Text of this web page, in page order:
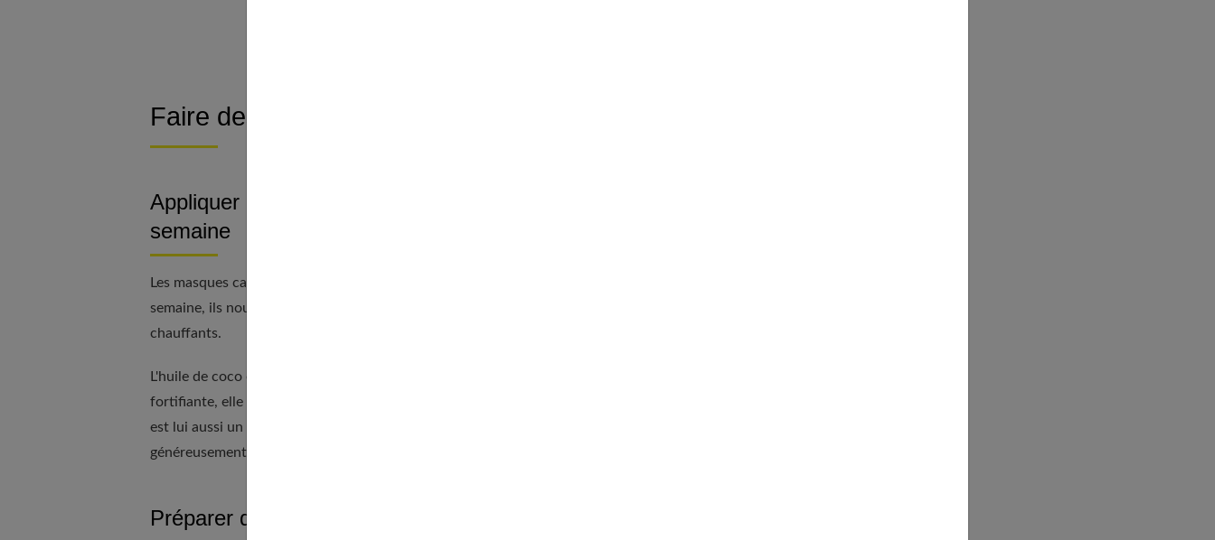
Faire des masques nourrissants régulièrement
Appliquer un masque à l’huile de coco ou à l’avocat une fois par
semaine
Les masques capillaires sont un rituel dans la routine hydratation des cheveux secs. Utilisés une fois par
semaine, ils nourrissent la fibre et réparent les dégâts causés par le soleil, le vent ou les appareils
chauffants.
L'huile de coco est une alliée pour redonner vitalité aux longueurs rêches. Anti-déshydratation et
fortifiante, elle pénètre en profondeur pour nourrir et assouplir le cheveu de l'intérieur. L'avocat écrasé
est lui aussi un ingrédient miracle grâce à sa teneur en acides gras et vitamines nourrissantes. Appliqués
généreusement et laissés poser 20 minutes, ces masques naturels font des merveilles !
Préparer des soins maison à l’aloe vera et au yaourt